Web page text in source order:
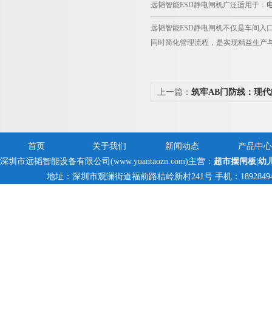
远韬智能ESD静电闸机广泛适用于：
远韬智能ESD静电闸机不仅是车间入
同时简化管理流程，是实现精益生产
上一篇： 筑牢AB门防线：现
首页 关于我们 新闻动态
产品中心
深圳市远韬智能设备有限公司(www.yuantaozn.com)主营： 超市摆闸板 幼
地址：深圳市观澜街道福前路桔岭新村241号 手机：